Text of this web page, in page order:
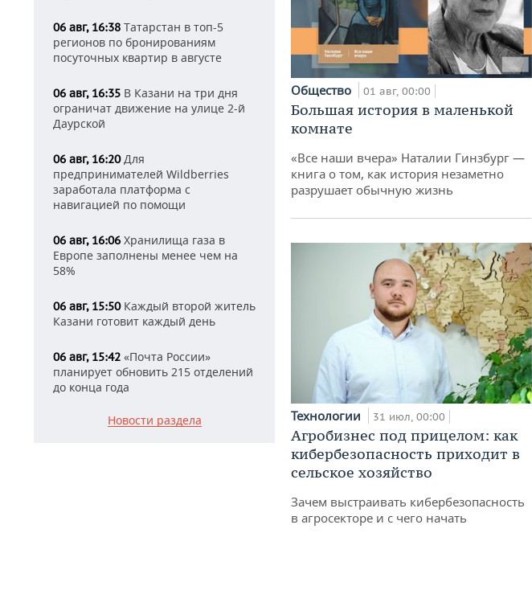
06 авг, 16:38 Татарстан в топ-5
регионов по бронированиям
посуточных квартир в августе
06 авг, 16:35 В Казани на три дня
ограничат движение на улице 2-й
Даурской
06 авг, 16:20Для
предпринимателей Wildberries
заработала платформа с
навигацией по помощи
06 авг, 16:06 Хранилища газа в
Европе заполнены менее чем на
58%
06 авг, 15:50Каждый второй житель
Казани готовит каждый день
06 авг, 15:42 «Почта России»
планирует обновить 215 отделений
до конца года
Новости раздела
Общество 01 авг, 00:00
Большая история в маленькой
комнате
«Все наши вчера» Наталии Гинзбург —
книга о том, как история незаметно
разрушает обычную жизнь
Технологии 31 июл, 00:00
Агробизнес под прицелом: как
кибербезопасность приходит в
сельское хозяйство
Зачем выстраивать кибербезопасность
в агросекторе и с чего начать